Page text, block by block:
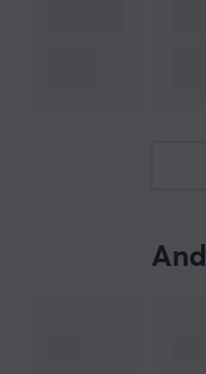
sammansättning
Med dessa